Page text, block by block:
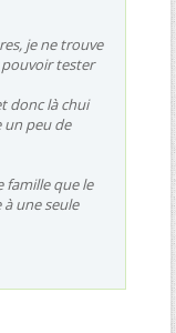
je ne trouve
tester
donc là chui
un peu de
famille que le
une seule